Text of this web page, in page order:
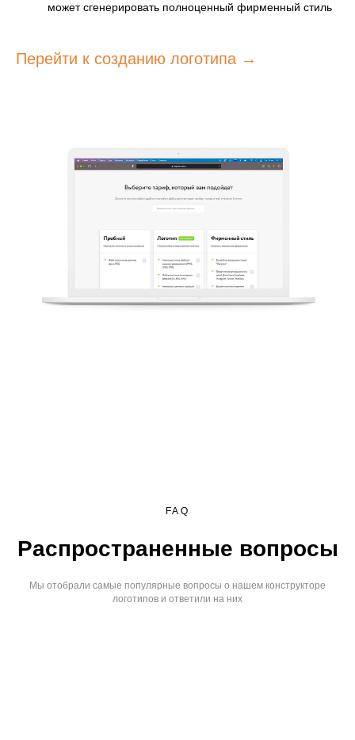
может сгенерировать полноценный фирменный стиль
Перейти к созданию логотипа
FAQ
Распространенные вопросы
Мы отобрали самые популярные вопросы о нашем конструкторе
логотипов и ответили на них